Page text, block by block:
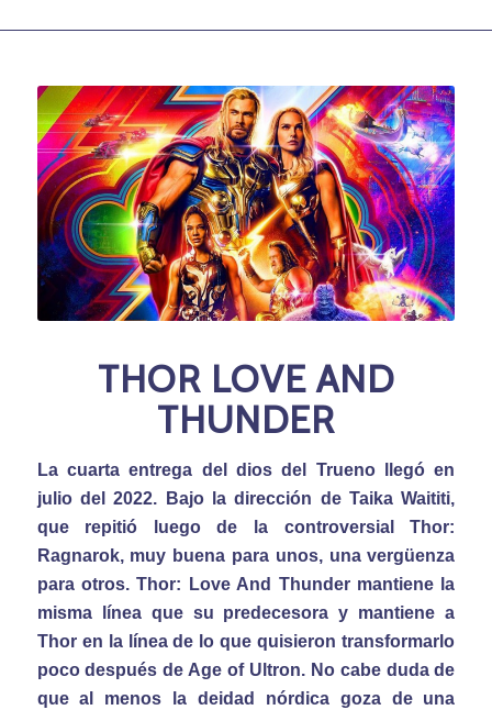
THOR LOVE AND
THUNDER
La cuarta entrega del dios del Trueno llegó en
julio del 2022. Bajo la dirección de Taika Waititi,
que repitió luego de la controversial Thor:
Ragnarok, muy buena para unos, una vergüenza
para otros. Thor: Love And Thunder mantiene la
misma línea que su predecesora y mantiene a
Thor en la línea de lo que quisieron transformarlo
poco después de Age of Ultron. No cabe duda de
que al menos la deidad nórdica goza de una